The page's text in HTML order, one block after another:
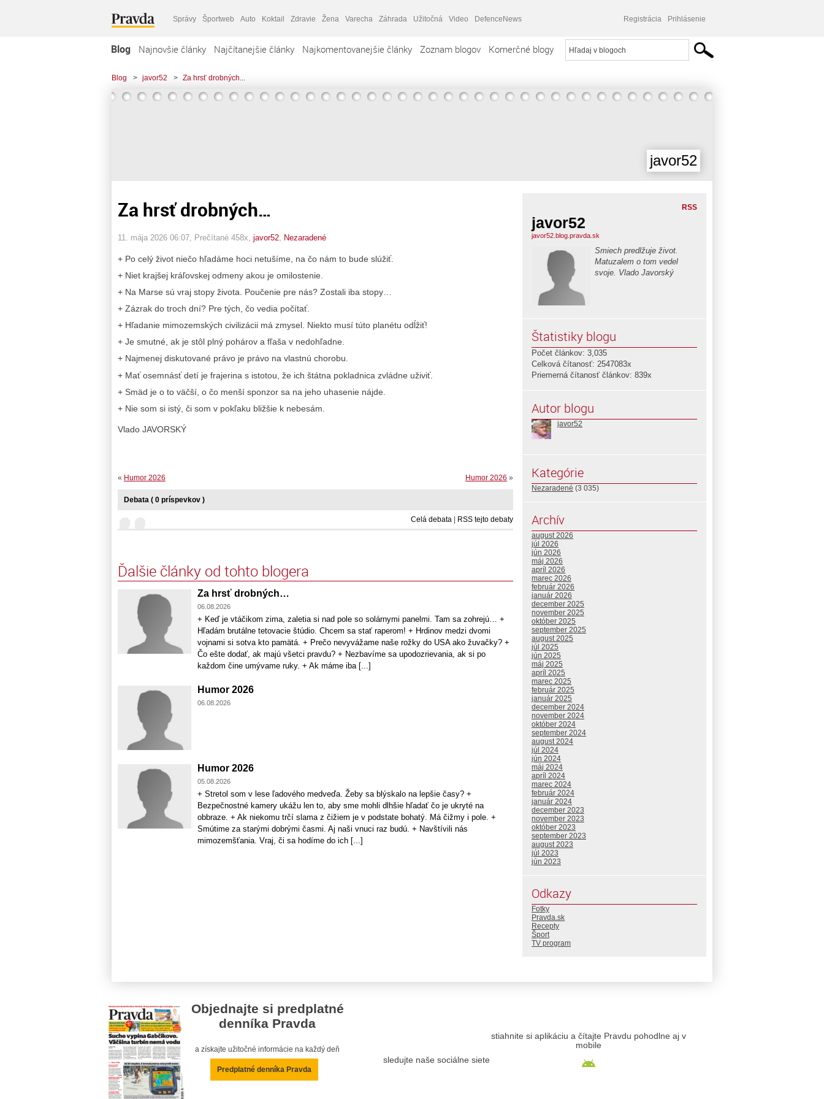
Správy Športweb Auto Koktail Zdravie Žena Varecha Záhrada Užitočná Video DefenceNews Registrácia Prihlásenie
Blog Najnovšie články Najčítanejšie články Najkomentovanejšie články Zoznam blogov Komerčné blogy
Blog > javor52 > Za hrsť drobných...
javor52
Za hrsť drobných…
11. mája 2026 06:07 , Prečítané 458x, javor52 Nezaradené
+ Po celý život niečo hľadáme hoci netušíme, na čo nám to bude slúžiť.
+ Niet krajšej kráľovskej odmeny akou je omilostenie.
+ Na Marse sú vraj stopy života. Poučenie pre nás? Zostali iba stopy…
+ Zázrak do troch dní? Pre tých, čo vedia počítať.
+ Hľadanie mimozemských civilizácii má zmysel. Niekto musí túto planétu odĺžiť!
+ Je smutné, ak je stôl plný pohárov a fľaša v nedohľadne.
+ Najmenej diskutované právo je právo na vlastnú chorobu.
+ Mať osemnásť detí je frajerina s istotou, že ich štátna pokladnica zvládne uživiť.
+ Smäd je o to väčší, o čo menší sponzor sa na jeho uhasenie nájde.
+ Nie som si istý, či som v pokľaku bližšie k nebesám.
Vlado JAVORSKÝ
Humor 2026 »
« Humor 2026
Debata ( 0 príspevkov )
Celá debata RSS tejto debaty
Ďalšie články od tohto blogera
Za hrsť drobných…
06.08.2026
+ Keď je vtáčikom zima, zaletia si nad pole so solárnymi panelmi. Tam sa zohrejú… +
Hľadám brutálne tetovacie štúdio. Chcem sa stať raperom! + Hrdinov medzi dvomi
vojnami si sotva kto pamätá. + Prečo nevyvážame naše rožky do USA ako žuvačky? +
Čo ešte dodať, ak majú všetci pravdu? + Nezbavíme sa upodozrievania, ak si po
každom čine umývame ruky. + Ak máme iba [...]
Humor 2026
06.08.2026
Humor 2026
05.08.2026
+ Stretol som v lese ľadového medveďa. Žeby sa blýskalo na lepšie časy? +
Bezpečnostné kamery ukážu len to, aby sme mohli dlhšie hľadať čo je ukryté na
obbraze. + Ak niekomu trčí slama z čižiem je v podstate bohatý. Má čižmy i pole. +
Smútime za starými dobrými časmi. Aj naši vnuci raz budú. + Navštívili nás
mimozemšťania. Vraj, či sa hodíme do ich [...]
RSS
javor52
javor52.blog.pravda.sk
Smiech predlžuje život.
Matuzalem o tom vedel
svoje. Vlado Javorský
Štatistiky blogu
Počet článkov: 3,035
Celková čítanosť: 2547083x
Priemerná čítanosť článkov: 839x
Autor blogu
javor52
Kategórie
Nezaradené (3 035)
Archív
august 2026
júl 2026
jún 2026
máj 2026
apríl 2026
marec 2026
február 2026
január 2026
december 2025
november 2025
október 2025
september 2025
august 2025
júl 2025
jún 2025
máj 2025
apríl 2025
marec 2025
február 2025
január 2025
december 2024
november 2024
október 2024
september 2024
august 2024
júl 2024
jún 2024
máj 2024
apríl 2024
marec 2024
február 2024
január 2024
december 2023
november 2023
október 2023
september 2023
august 2023
júl 2023
jún 2023
Odkazy
Fotky
Pravda.sk
Recepty
Šport
TV program
Objednajte si predplatné
denníka Pravda
a získajte užitočné informácie na každý deň
Predplatné denníka Pravda
sledujte naše sociálne siete
stiahnite si aplikáciu a čítajte Pravdu pohodlne aj v
mobile